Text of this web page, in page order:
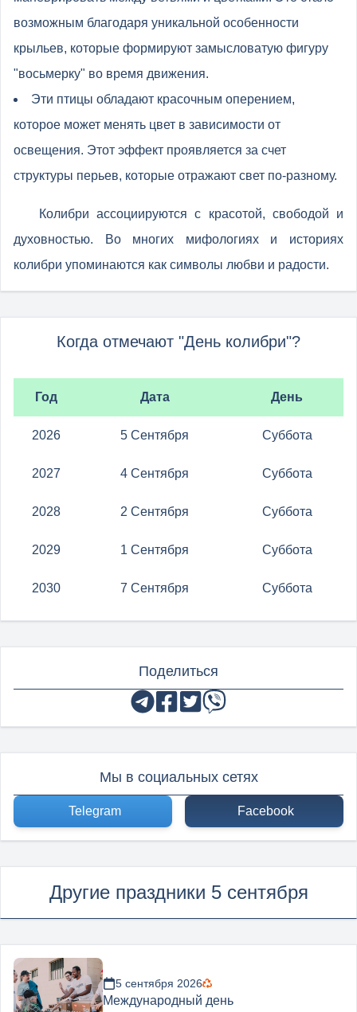
возможным благодаря уникальной особенности
крыльев, которые формируют замысловатую фигуру
"восьмерку" во время движения.
Эти птицы обладают красочным оперением,
которое может менять цвет в зависимости от
освещения. Этот эффект проявляется за счет
структуры перьев, которые отражают свет по-разному.
Колибри ассоциируются с красотой, свободой и
духовностью. Во многих мифологиях и историях
колибри упоминаются как символы любви и радости.
Когда отмечают "День колибри"?
Год Дата День
2026 5 Сентября Суббота
2027 4 Сентября Суббота
2028 2 Сентября Суббота
2029 1 Сентября Суббота
2030 7 Сентября Суббота
Поделиться
Мы в социальных сетях
Telegram Facebook
Другие праздники 5 сентября
5 сентября 2026
Международный день